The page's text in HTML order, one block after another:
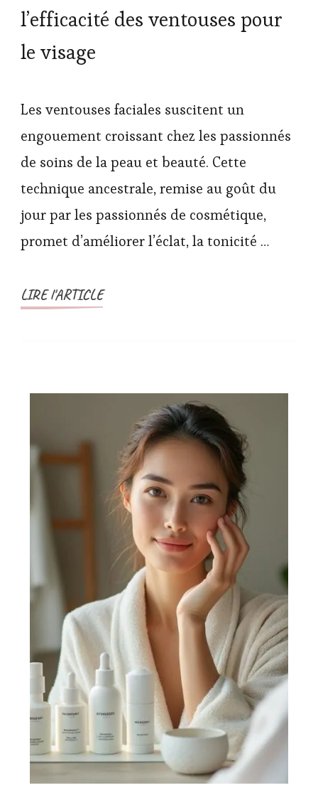
l’efficacité des ventouses pour
le visage
Les ventouses faciales suscitent un
engouement croissant chez les passionnés
de soins de la peau et beauté. Cette
technique ancestrale, remise au goût du
jour par les passionnés de cosmétique,
promet d’améliorer l’éclat, la tonicité …
LIRE l'ARTICLE